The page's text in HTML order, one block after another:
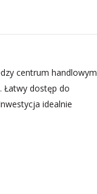
centrum handlowym
Łatwy dostęp do
idealnie